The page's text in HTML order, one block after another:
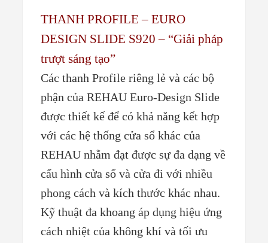
THANH PROFILE – EURO
DESIGN SLIDE S920 – “Giải pháp
trượt sáng tạo”
Các thanh Profile riêng lẻ và các bộ
phận của REHAU Euro-Design Slide
được thiết kế để có khả năng kết hợp
với các hệ thống cửa sổ khác của
REHAU nhằm đạt được sự đa dạng về
cấu hình cửa sổ và cửa đi với nhiều
phong cách và kích thước khác nhau.
Kỹ thuật đa khoang áp dụng hiệu ứng
cách nhiệt của không khí và tối ưu